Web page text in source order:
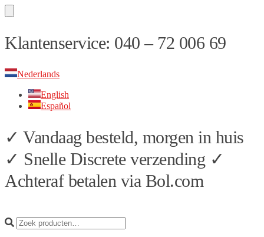
Skip
to
Skip
to
Klantenservice: 040 – 72 006 69
Nederlands
English
Español
✓ Vandaag besteld, morgen in huis
✓ Snelle Discrete verzending ✓
Achteraf betalen via Bol.com